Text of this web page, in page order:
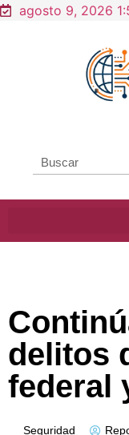
agosto 9, 2026
delitos
federal
Seguridad